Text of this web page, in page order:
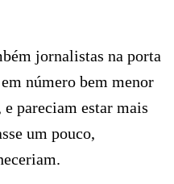
jornalistas na porta
número bem menor
pareciam estar mais
um pouco,